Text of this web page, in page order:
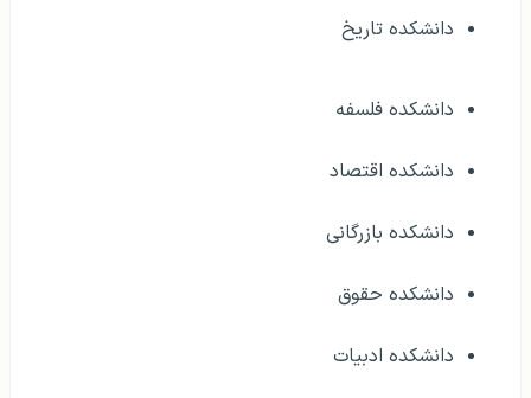
دانشکده تاریخ
دانشکده فلسفه
دانشکده اقتصاد
دانشکده بازرگانی
دانشکده حقوق
دانشکده ادبیات